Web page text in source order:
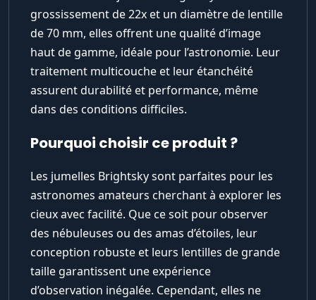
grossissement de 22x et un diamètre de lentille
de 70 mm, elles offrent une qualité d’image
haut de gamme, idéale pour l’astronomie. Leur
traitement multicouche et leur étanchéité
assurent durabilité et performance, même
dans des conditions difficiles.
Pourquoi choisir ce produit ?
Les jumelles Brightsky sont parfaites pour les
astronomes amateurs cherchant à explorer les
cieux avec facilité. Que ce soit pour observer
des nébuleuses ou des amas d’étoiles, leur
conception robuste et leurs lentilles de grande
taille garantissent une expérience
d’observation inégalée. Cependant, elles ne